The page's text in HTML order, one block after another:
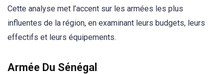
Cette analyse met l’accent sur les armées les plus
influentes de la région, en examinant leurs budgets, leurs
effectifs et leurs équipements.
Armée Du Sénégal